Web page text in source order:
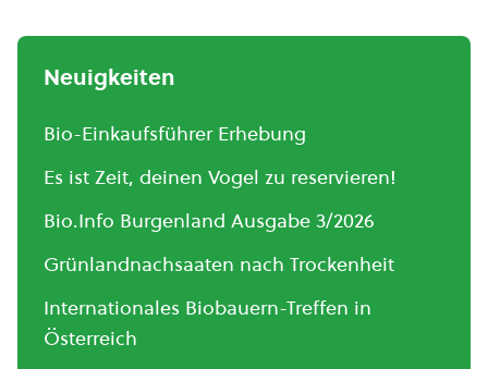
Neuigkeiten
Bio-Einkaufsführer Erhebung
Es ist Zeit, deinen Vogel zu reservieren!
Bio.Info Burgenland Ausgabe 3/2026
Grünlandnachsaaten nach Trockenheit
Internationales Biobauern-Treffen in
Österreich